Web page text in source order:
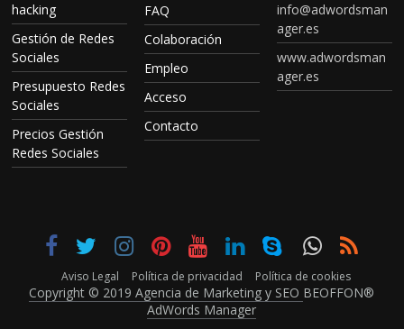
hacking
Gestión de Redes
Sociales
Presupuesto Redes
Sociales
Precios Gestión
Redes Sociales
FAQ
Colaboración
Empleo
Acceso
Contacto
info@adwordsman
ager.es
www.adwordsman
ager.es
Aviso Legal Política de privacidad Política de cookies
Copyright © 2019 Agencia de Marketing y SEO BEOFFON®
AdWords Manager